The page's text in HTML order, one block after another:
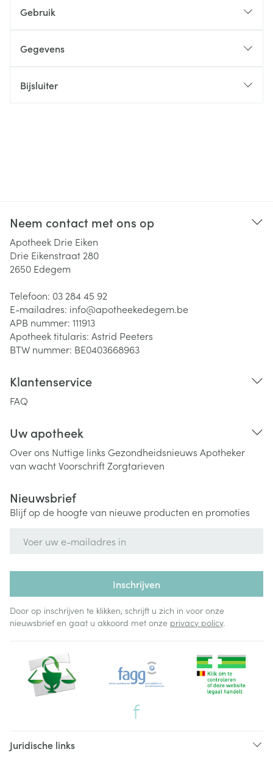
Gebruik
Gegevens
Bijsluiter
Neem contact met ons op
Apotheek Drie Eiken
Drie Eikenstraat 280
2650 Edegem
Telefoon: 03 284 45 92
E-mailadres: info@apotheekedegem.be
APB nummer: 111913
Apotheek titularis: Astrid Peeters
BTW nummer: BE0403668963
Klantenservice
FAQ
Uw apotheek
Over ons Nuttige links Gezondheidsnieuws Apotheker
van wachtVoorschriftZorgtarieven
Nieuwsbrief
Blijf op de hoogte van nieuwe producten en promoties
Inschrijven
Door op inschrijven te klikken, schrijft u zich in voor onze
nieuwsbrief en gaat u akkoord met onze privacy policy.
Juridische links